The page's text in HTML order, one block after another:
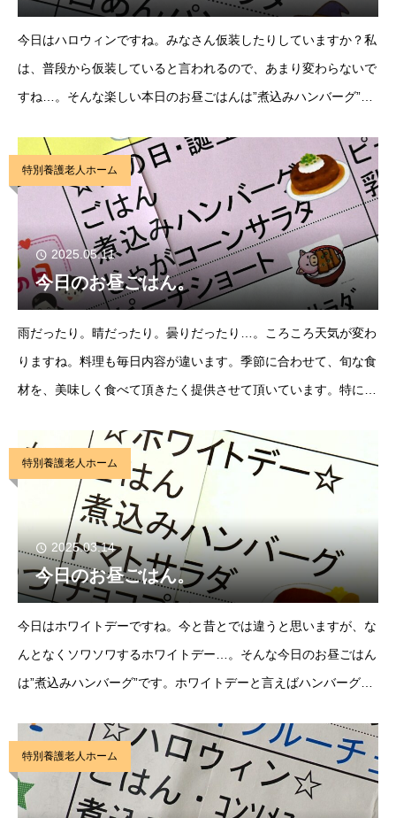
今日はハロウィンですね。みなさん仮装したりしていますか？私
は、普段から仮装していると言われるので、あまり変わらないで
すね…。そんな楽しい本日のお昼ごはんは”煮込みハンバーグ”で
ハロウィンを食べても楽しめるのは良いですね。
特別養護老人ホーム
2025.05.11
今日のお昼ごはん。
雨だったり。晴だったり。曇りだったり…。ころころ天気が変わ
りますね。料理も毎日内容が違います。季節に合わせて、旬な食
材を、美味しく食べて頂きたく提供させて頂いています。特に、
で、見た目も美味しさもいつもよりさらに利用者に
特別養護老人ホーム
2025.03.14
今日のお昼ごはん。
今日はホワイトデーですね。今と昔とでは違うと思いますが、な
んとなくソワソワするホワイトデー…。そんな今日のお昼ごはん
は”煮込みハンバーグ”です。ホワイトデーと言えばハンバーグ。
のチーズも素敵で少し嬉しくなりますよね。（飴
特別養護老人ホーム